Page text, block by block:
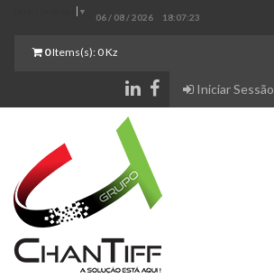
▼
06 / 08 / 2026 18:07:24
0Items(s): 0 Kz
Iniciar Sessão